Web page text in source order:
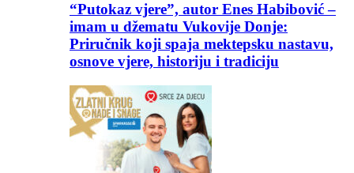
“Putokaz vjere”, autor Enes Habibović –
imam u džematu Vukovije Donje:
Priručnik koji spaja mektepsku nastavu,
osnove vjere, historiju i tradiciju